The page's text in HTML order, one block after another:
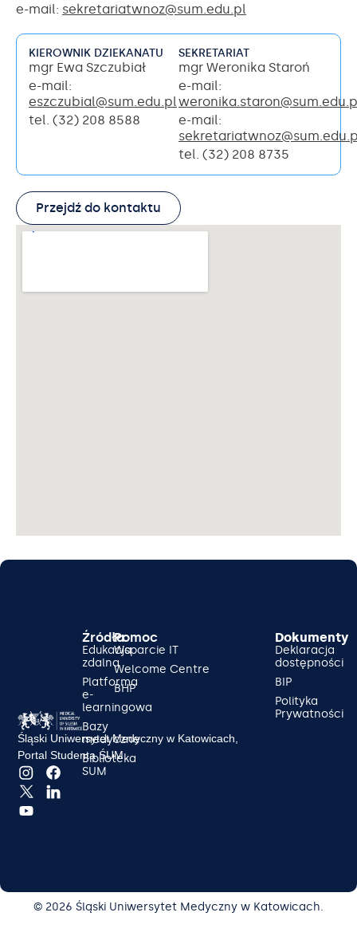
e-mail: sekretariatwnoz@sum.edu.pl
KIEROWNIK DZIEKANATU
mgr Ewa Szczubiał
e-mail:
eszczubial@sum.edu.pl
tel. (32) 208 8588
SEKRETARIAT
mgr Weronika Staroń
e-mail:
e-mail:
tel. (32) 208 8735
Przejdź do kontaktu
Śląski Uniwersytet Medyczny w Katowicach,
Portal Studenta ŚUM
Pomoc
Wsparcie IT
Welcome Centre
BHP
Źródła
Edukacja
zdalna
Platforma
e-
learningowa
Bazy
medyczne
Biblioteka
SUM
Dokumenty
Deklaracja
dostępności
BIP
Polityka
Prywatności
© 2026 Śląski Uniwersytet Medyczny w Katowicach.